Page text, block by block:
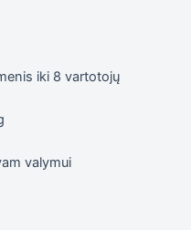
iki 8 vartotojų
valymui